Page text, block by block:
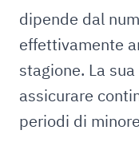
dipende dal
effettivamente
stagione. La
assicurare
periodi di